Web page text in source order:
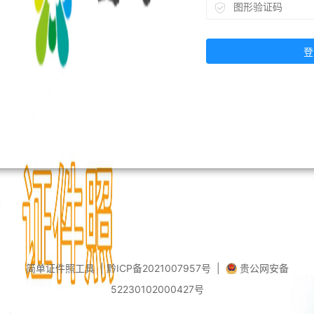
简单证件照工具 |黔ICP备2021007957号
贵公网安备
52230102000427号